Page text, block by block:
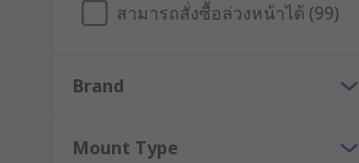
สามารถสั่งซื้อล่วงหน้าได้ (99)
Brand
Mount Type